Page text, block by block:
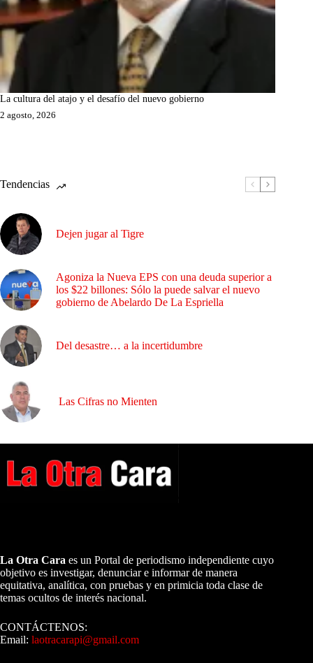
La cultura del atajo y el desafío del nuevo gobierno
2 agosto, 2026
Tendencias
Dejen jugar al Tigre
Agoniza la Nueva EPS con una deuda superior a
los $22 billones: Sólo la puede salvar el nuevo
gobierno de Abelardo De La Espriella
Del desastre… a la incertidumbre
Las Cifras no Mienten
La Otra Cara es un Portal de periodismo independiente cuyo
objetivo es investigar, denunciar e informar de manera
equitativa, analítica, con pruebas y en primicia toda clase de
temas ocultos de interés nacional.
CONTÁCTENOS:
Email: laotracarapi@gmail.com